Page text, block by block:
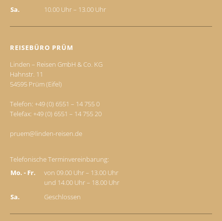
Sa.
10.00 Uhr – 13.00 Uhr
REISEBÜRO PRÜM
Linden – Reisen GmbH & Co. KG
Hahnstr. 11
54595 Prüm (Eifel)
Telefon: +49 (0) 6551 – 14 755 0
Telefax: +49 (0) 6551 – 14 755 20
pruem@linden-reisen.de
Telefonische Terminvereinbarung:
Mo. - Fr.
von 09.00 Uhr – 13.00 Uhr
und 14.00 Uhr – 18.00 Uhr
Sa.
Geschlossen